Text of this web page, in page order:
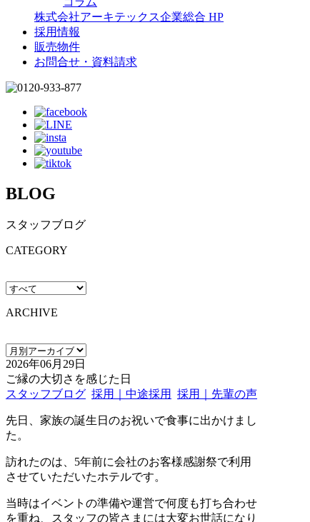
株式会社アーキテックス企業総合 HP
採用情報
販売物件
お問合せ・資料請求
BLOG
スタッフブログ
CATEGORY
ARCHIVE
2026年06月29日
ご縁の大切さを感じた日
スタッフブログ 採用｜中途採用 採用｜先輩の声
先日、家族の誕生日のお祝いで食事に出かけまし
た。
訪れたのは、5年前に会社のお客様感謝祭で利用
させていただいたホテルです。
当時はイベントの準備や運営で何度も打ち合わせ
を重ね、スタッフの皆さまには大変お世話になり